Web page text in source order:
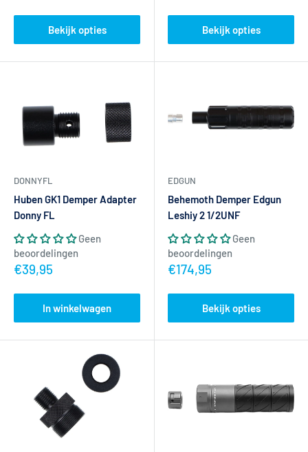
Bekijk opties Bekijk opties
DONNYFL
Huben GK1 Demper Adapter
Donny FL
Geen
beoordelingen
Actieprijs
€39,95
In winkelwagen
EDGUN
Behemoth Demper Edgun
Leshiy 2 1/2UNF
Geen
beoordelingen
Actieprijs
€174,95
Bekijk opties